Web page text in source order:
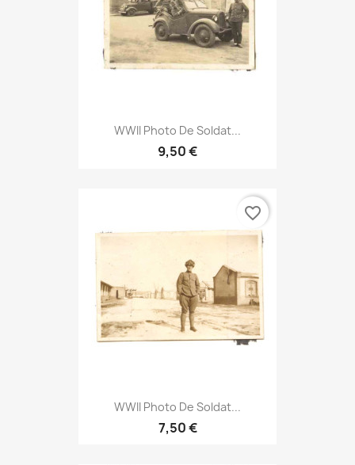
WWII Photo De Soldat...
9,50 €
WWII Photo De Soldat...
7,50 €
favorite_border